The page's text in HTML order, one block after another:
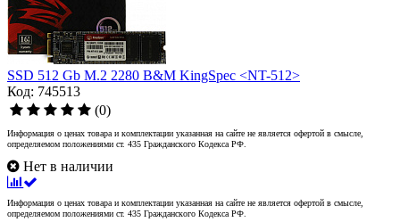
SSD 512 Gb M.2 2280 B&M KingSpec <NT-512>
Код: 745513
(0)
Информация о ценах товара и комплектации указанная на сайте не является офертой в смысле,
определяемом положениями ст. 435 Гражданского Кодекса РФ.
Нет в наличии
Информация о ценах товара и комплектации указанная на сайте не является офертой в смысле,
определяемом положениями ст. 435 Гражданского Кодекса РФ.